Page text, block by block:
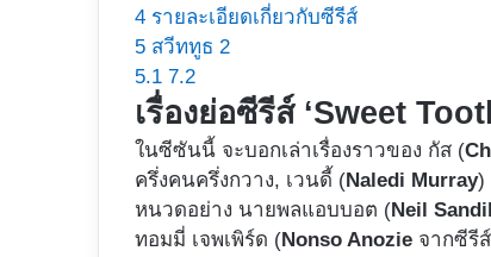
4 รายละเอียดเกี่ยวกับซีรีส์
5 สวีททูธ 2
5.1 7.2
เรื่องย่อซีรีส์ ‘Sweet
ในซีซันนี้ จะบอกเล่าเรื่องราวของ กัส (
ครึ่งคนครึ่งกวาง, เวนดี้ (Naledi Murray)​
หนวดอย่าง นายพลแอบบอต (Neil
ทอมมี่ เจพเพิร์ด (Nonso Anozie จากซีรีส์